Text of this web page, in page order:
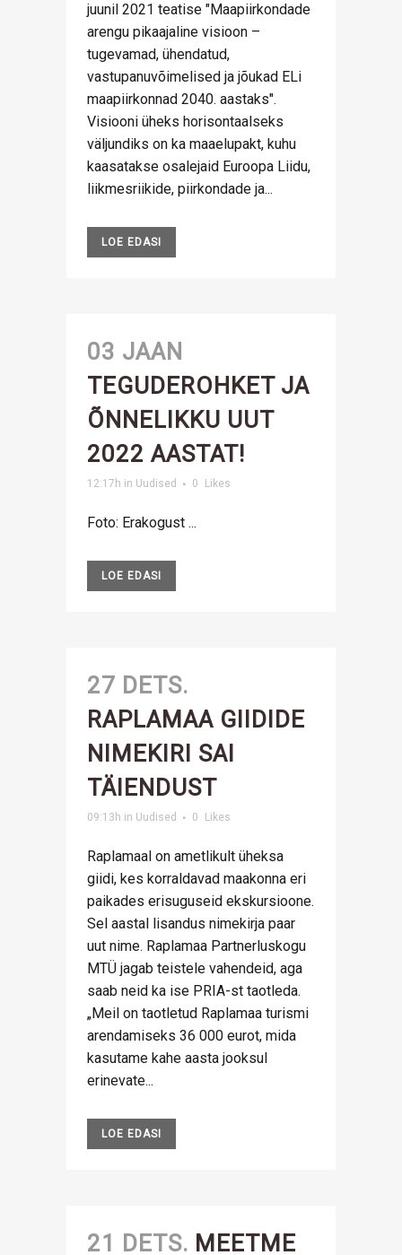
juunil 2021 teatise "Maapiirkondade
arengu pikaajaline visioon –
tugevamad, ühendatud,
vastupanuvõimelised ja jõukad ELi
maapiirkonnad 2040. aastaks".
Visiooni üheks horisontaalseks
väljundiks on ka maaelupakt, kuhu
kaasatakse osalejaid Euroopa Liidu,
liikmesriikide, piirkondade ja...
LOE EDASI
03 JAAN
TEGUDEROHKET JA
ÕNNELIKKU UUT
2022 AASTAT!
12:17h in Uudised 0 Likes
Foto: Erakogust ...
LOE EDASI
27 DETS.
RAPLAMAA GIIDIDE
NIMEKIRI SAI
TÄIENDUST
09:13h in Uudised 0 Likes
Raplamaal on ametlikult üheksa
giidi, kes korraldavad maakonna eri
paikades erisuguseid ekskursioone.
Sel aastal lisandus nimekirja paar
uut nime. Raplamaa Partnerluskogu
MTÜ jagab teistele vahendeid, aga
saab neid ka ise PRIA-st taotleda.
„Meil on taotletud Raplamaa turismi
arendamiseks 36 000 eurot, mida
kasutame kahe aasta jooksul
erinevate...
LOE EDASI
21 DETS. MEETME